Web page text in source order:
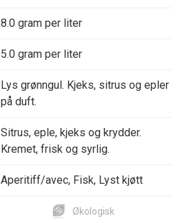
8.0 gram per liter
5.0 gram per liter
Lys grønngul. Kjeks, sitrus og epler
på duft.
Sitrus, eple, kjeks og krydder.
Kremet, frisk og syrlig.
Aperitiff/avec, Fisk, Lyst kjøtt
Økologisk